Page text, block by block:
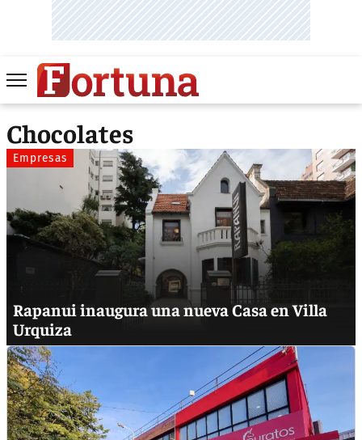
Chocolates
Empresas
Rapanui inaugura una nueva Casa en Villa
Urquiza